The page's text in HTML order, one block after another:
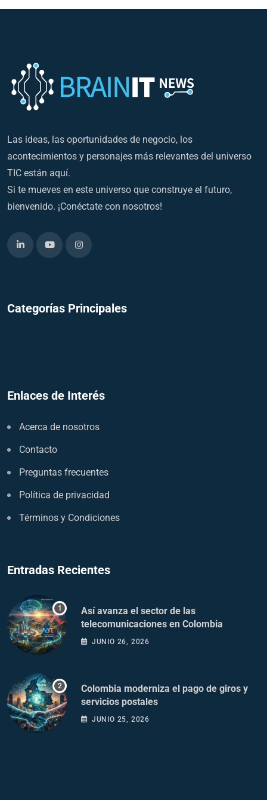
Las ideas, las oportunidades de negocio, los
acontecimientos y personajes más relevantes del universo
TIC están aquí.
Si te mueves en este universo que construye el futuro,
bienvenido. ¡Conéctate con nosotros!
Categorías Principales
Enlaces de Interés
Acerca de nosotros
Contacto
Preguntas frecuentes
Política de privacidad
Términos y Condiciones
Entradas Recientes
Así avanza el sector de las
telecomunicaciones en Colombia
JUNIO 26, 2026
Colombia moderniza el pago de giros y
servicios postales
JUNIO 25, 2026